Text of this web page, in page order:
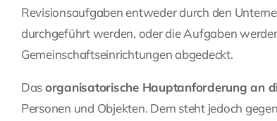
Revisionsaufgaben entweder durch den
durchgeführt werden, oder die Aufgaben
Gemeinschaftseinrichtungen abgedeckt.
Dasorganisatorische Hauptanforderung an
Personen und Objekten. Dem steht jedoch